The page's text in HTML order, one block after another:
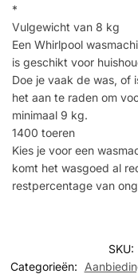
*
Vulgewicht van 8 kg
Een Whirlpool
is geschikt voor
Doe je vaak de was, of
het aan te raden om
minimaal 9 kg.
1400 toeren
Kies je voor een
komt het wasgoed al
restpercentage van
SKU:
Categorieën: